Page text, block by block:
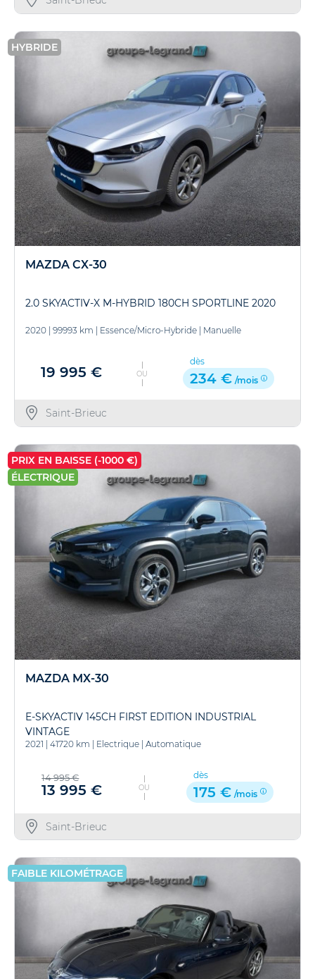
HYBRIDE
MAZDA CX-30
2.0 SKYACTIV-X M-HYBRID 180CH SPORTLINE 2020
2020 99993 km Essence/Micro-Hybride Manuelle
19 995 € OU
dès
234 € /mois
Saint-Brieuc
PRIX EN BAISSE (-1000 €)
ÉLECTRIQUE
MAZDA MX-30
E-SKYACTIV 145CH FIRST EDITION INDUSTRIAL
VINTAGE
2021 | 41720 km | Electrique | Automatique
14 995 €
13 995 € OU
dès
175 € /mois
Saint-Brieuc
FAIBLE KILOMÉTRAGE